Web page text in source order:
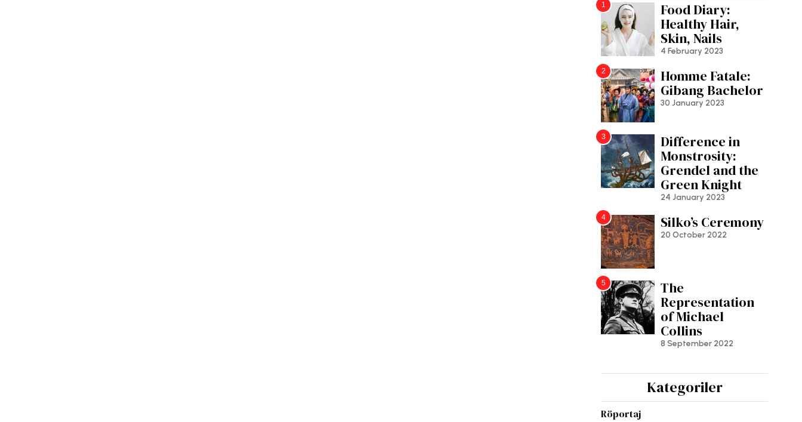
1
Food Diary:
Healthy Hair,
Skin, Nails
4 February 2023
2
Homme Fatale:
Gibang Bachelor
30 January 2023
3
Difference in
Monstrosity:
Grendel and the
Green Knight
24 January 2023
4 Silko’s Ceremony
20 October 2022
5
The
Representation
of Michael
Collins
8 September 2022
Kategoriler
Röportaj